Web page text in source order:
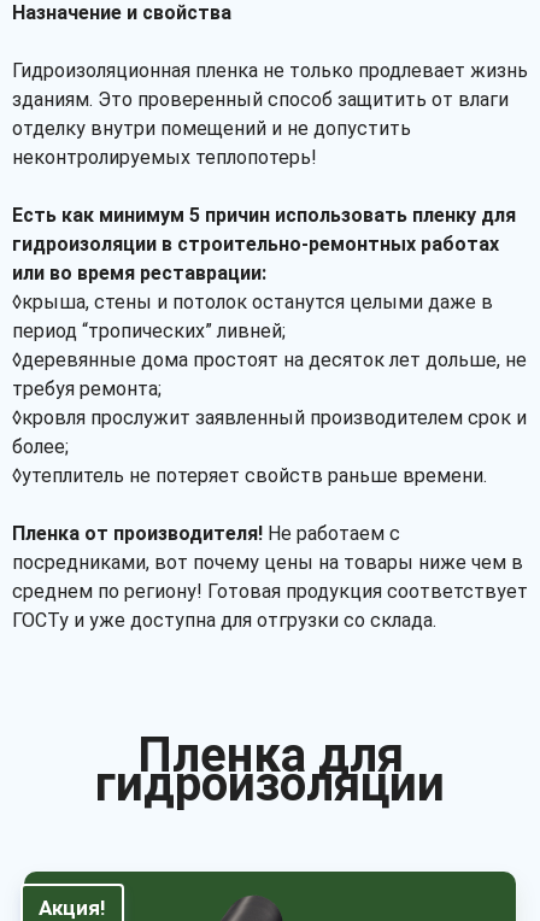
Назначение и свойства
Гидроизоляционная пленка не только продлевает жизнь
зданиям. Это проверенный способ защитить от влаги
отделку внутри помещений и не допустить
неконтролируемых теплопотерь!
Есть как минимум 5 причин использовать пленку для
гидроизоляции в строительно-ремонтных работах
или во время реставрации:
◊крыша, стены и потолок останутся целыми даже в
период “тропических” ливней;
◊деревянные дома простоят на десяток лет дольше, не
требуя ремонта;
◊кровля прослужит заявленный производителем срок и
более;
◊утеплитель не потеряет свойств раньше времени.
Пленка от производителя! Не работаем с
посредниками, вот почему цены на товары ниже чем в
среднем по региону! Готовая продукция соответствует
ГОСТу и уже доступна для отгрузки со склада.
Пленка для
гидроизоляции
Акция!